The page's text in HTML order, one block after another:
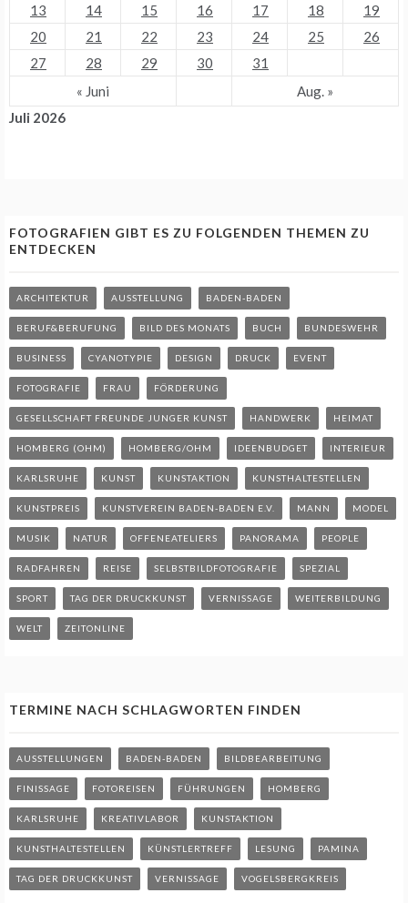
Juli 2026
13
14 15 16 17 18
19
20
21 22 23 24 25
26
27
28 29 30
31
« Juni
Aug. »
FOTOGRAFIEN GIBT ES ZU FOLGENDEN THEMEN ZU
ENTDECKEN
ARCHITEKTUR AUSSTELLUNG BADEN-BADEN
BERUF&BERUFUNG BILD DES MONATS BUCH BUNDESWEHR
BUSINESS CYANOTYPIE DESIGN DRUCK EVENT
FOTOGRAFIE FRAU FÖRDERUNG
GESELLSCHAFT FREUNDE JUNGER KUNST HANDWERK HEIMAT
HOMBERG (OHM) HOMBERG/OHM IDEENBUDGET INTERIEUR
KARLSRUHE KUNST KUNSTAKTION KUNSTHALTESTELLEN
KUNSTPREIS KUNSTVEREIN BADEN-BADEN E.V. MANN MODEL
MUSIK NATUR OFFENEATELIERS PANORAMA PEOPLE
RADFAHREN REISE SELBSTBILDFOTOGRAFIE SPEZIAL
SPORT TAG DER DRUCKKUNST VERNISSAGE WEITERBILDUNG
WELT ZEITONLINE
TERMINE NACH SCHLAGWORTEN FINDEN
AUSSTELLUNGEN BADEN-BADEN BILDBEARBEITUNG
FINISSAGE FOTOREISEN FÜHRUNGEN HOMBERG
KARLSRUHE KREATIVLABOR KUNSTAKTION
KUNSTHALTESTELLEN KÜNSTLERTREFF LESUNG PAMINA
TAG DER DRUCKKUNST VERNISSAGE VOGELSBERGKREIS